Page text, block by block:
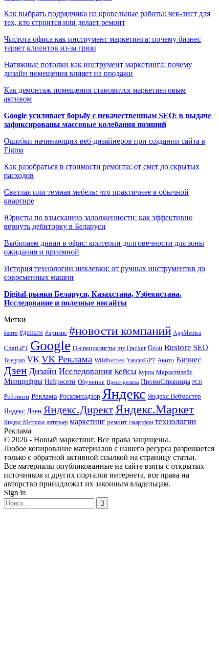
Как выбрать подрядчика на кровельные работы: чек-лист для
тех, кто строится или делает ремонт
Чистота офиса как инструмент маркетинга: почему бизнес
теряет клиентов из-за грязи
Натяжные потолки как инструмент маркетинга: почему
дизайн помещения влияет на продажи
Как демонтаж помещения становится маркетинговым
активом
Google усиливает борьбу с некачественным SEO: в выдаче
зафиксированы массовые колебания позиций
Ошибки начинающих веб-дизайнеров при создании сайта в
Figma
Как разобраться в стоимости ремонта: от смет до скрытых
расходов
Светлая или темная мебель: что практичнее в обычной
квартире
Юристы по взысканию задолженности: как эффективно
вернуть дебиторку в Беларуси
Выбираем диван в офис: критерии долговечности для зоны
ожидания и приемной
История технологии циклевки: от ручных инструментов до
современных машин
Digital-рынки Беларуси, Казахстана, Узбекистана.
Исследование и полезные инсайты
Метки
#авто #деньги #кризис #новости компаний AppMetrica
ChatGPT Google IT-специалисты myTracker Ozon Rustore SEO
Telegram VK VK Реклама Wildberries YandexGPT Авито Бизнес
Дзен Дизайн Исследования Кейсы Курсы Маркетплейс
Минцифры Нейросети Обучение Пресс-релизы ПромоСтраницы РСЯ
Рейтинги Реклама Роскомнадзор Яндекс Яндекс.Вебмастер
Яндекс.Дзен Яндекс.ДиректЯндекс.Маркет
Яндекс.Метрика интерьер маркетинг ремонт смартфон технологии
Реклама
© 2026 - Новый маркетинг. Все права защищены.
Любое копирование материалов с нашего ресурса разрешается
только с обратной активной ссылкой на страницу статьи.
Все материалы опубликованные на сайте взяты с открытых
источников и других порталов интернета, все права на
авторство принадлежат их законным владельцам.
Sign in